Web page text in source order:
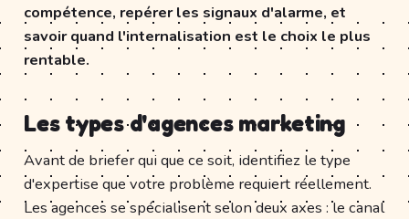
compétence, repérer les signaux d'alarme, et
savoir quand l'internalisation est le choix le plus
rentable.
Les types d'agences marketing
Avant de briefer qui que ce soit, identifiez le type
d'expertise que votre problème requiert réellement.
Les agences se spécialisent selon deux axes : le canal